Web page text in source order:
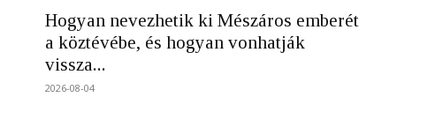
Hogyan nevezhetik ki Mészáros emberét
a köztévébe, és hogyan vonhatják
vissza...
2026-08-04